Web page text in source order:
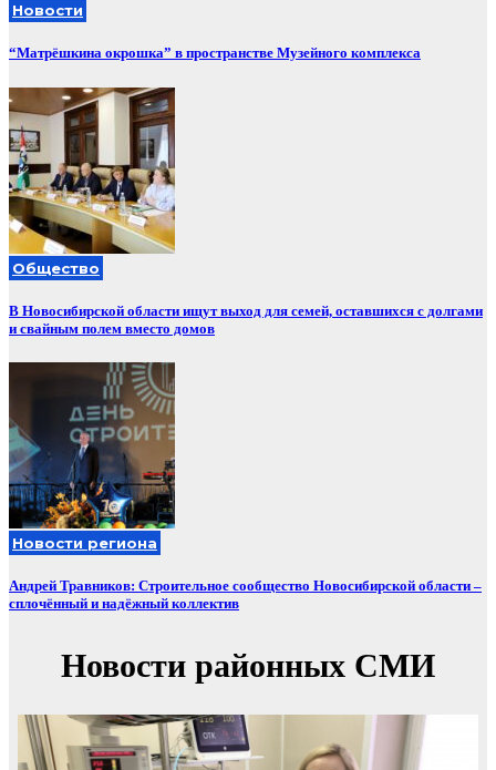
Новости
“Матрёшкина окрошка” в пространстве Музейного комплекса
Общество
В Новосибирской области ищут выход для семей, оставшихся с долгами
и свайным полем вместо домов
Новости региона
Андрей Травников: Строительное сообщество Новосибирской области –
сплочённый и надёжный коллектив